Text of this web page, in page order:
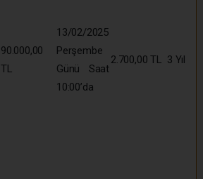
90.000,00
TL
13/02/2025
Perşembe
Günü Saat
10:00’da
2.700,00 TL 3 Yıl